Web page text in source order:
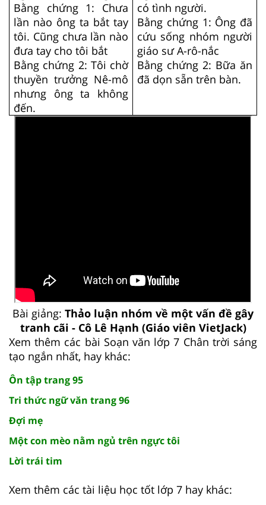
Bằng chứng 1: Chưa
lần nào ông ta bắt tay
tôi. Cũng chưa lần nào
đưa tay cho tôi bắt
Bằng chứng 2: Tôi chờ
thuyền trưởng Nê-mô
nhưng ông ta không
đến.
có tình người.
Bằng chứng 1: Ông đã
cứu sống nhóm người
giáo sư A-rô-nắc
Bằng chứng 2: Bữa ăn
đã dọn sẵn trên bàn.
Bài giảng: Thảo luận nhóm về một vấn đề gây
tranh cãi - Cô Lê Hạnh (Giáo viên VietJack)
Xem thêm các bài Soạn văn lớp 7 Chân trời sáng
tạo ngắn nhất, hay khác:
Ôn tập trang 95
Tri thức ngữ văn trang 96
Đợi mẹ
Một con mèo nằm ngủ trên ngực tôi
Lời trái tim
Xem thêm các tài liệu học tốt lớp 7 hay khác: